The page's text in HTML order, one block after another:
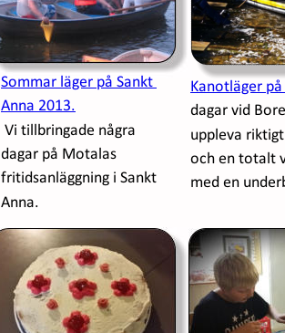
Sommar läger på Sankt
Anna 2013.
Vi tillbringade några
dagar på Motalas
fritidsanläggning i Sankt
Anna.
Kanotläger
dagar vid
uppleva
och en totalt
med en